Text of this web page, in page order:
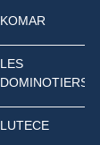
KOMAR
LES
DOMINOTIERS
LUTECE